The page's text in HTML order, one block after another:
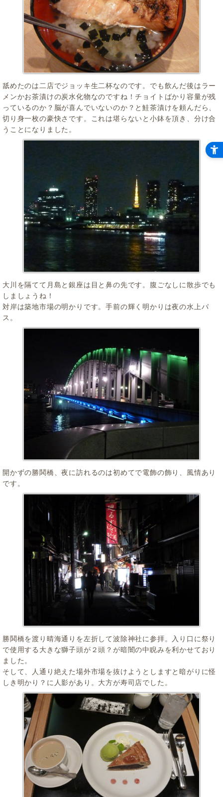
舐めたのは二店でジョッキ生二杯なのです。でも飲んだ後はラー
メンかお茶漬けの炭水化物なのですね！チョイトばかり容量が残
っているのか？脳が喜んでいないのか？と鮭茶漬けを頼んだら、
切り身一枚の豪快さです。これは堪らないと小鉢を頂き、分け合
うことになりました。
大川を隔てて月島と銀座は目と鼻の先です。腹ごなしに散歩でも
しましょうね！
対岸は築地市場の明かりです。手前の輝く明かりは夜の水上バ
ス。
開かずの勝鬨橋、夜に訪れるのは初めてで電飾の飾り、風情あり
です。
勝鬨橋を渡り晴海通りを左折して波除神社に参拝。入り口に祭り
で使用する大きな獅子頭が２頭？が暗闇の中睨みを利かせており
ました。
そして、人通り絶えた場外市場を抜けようとしますと暗がりに怪
しき明かり？に人影があり。大方が寿司店でした。